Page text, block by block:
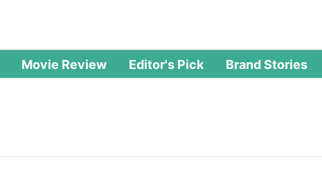
Movie Review Editor's Pick Brand Stories